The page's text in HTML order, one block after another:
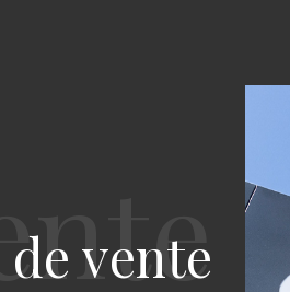
vente